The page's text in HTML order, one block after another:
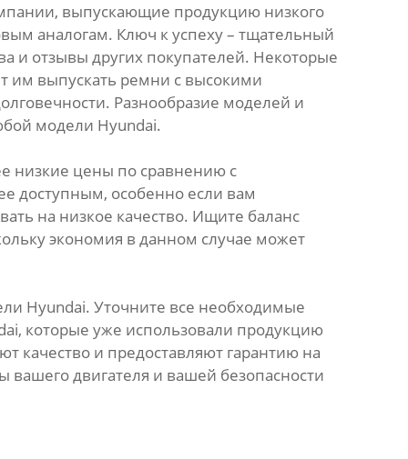
выпускающие продукцию низкого
аналогам. Ключ к успеху – тщательный
и отзывы других покупателей. Некоторые
им выпускать ремни с высокими
Разнообразие моделей и
модели Hyundai.
низкие цены по сравнению с
доступным, особенно если вам
на низкое качество. Ищите баланс
экономия в данном случае может
Hyundai. Уточните все необходимые
которые уже использовали продукцию
качество и предоставляют гарантию на
двигателя и вашей безопасности